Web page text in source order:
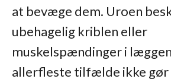
at bevæge dem. Uroen
ubehagelig kriblen eller
muskelspændinger i
allerfleste tilfælde ikke